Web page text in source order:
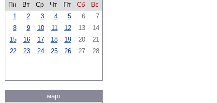
Пн Вт Ср Чт Пт Сб
Вс
1
2 3 4 5 6
7
8
9 10 11 12 13
14
15
16 17 18 19 20
21
22
23 24 25 26 27 28
март